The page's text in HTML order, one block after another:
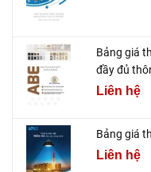
Bảng giá
đầy đủ
Liên hệ
Bảng giá
Liên hệ